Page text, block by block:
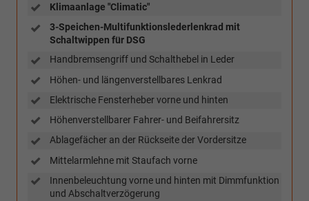
Klimaanlage "Climatic"
3-Speichen-Multifunktionslederlenkrad mit
Schaltwippen für DSG
Handbremsengriff und Schalthebel in Leder
Höhen- und längenverstellbares Lenkrad
Elektrische Fensterheber vorne und hinten
Höhenverstellbarer Fahrer- und Beifahrersitz
Ablagefächer an der Rückseite der Vordersitze
Mittelarmlehne mit Staufach vorne
Innenbeleuchtung vorne und hinten mit Dimmfunktion
und Abschaltverzögerung